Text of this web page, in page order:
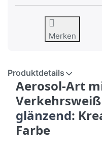
Merken
Produktdetails
Aerosol-Art
glänzend:
Farbe